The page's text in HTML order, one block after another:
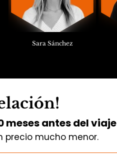
Sara Sánchez
meses antes del viaje
precio mucho menor.